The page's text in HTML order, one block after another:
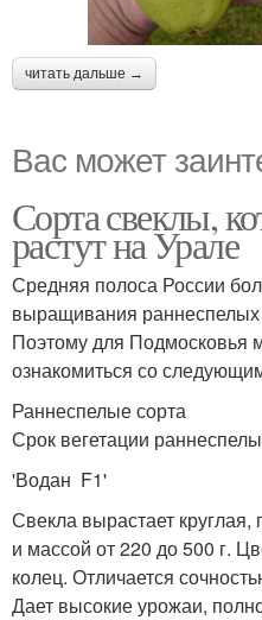
читать дальше →
Вас может
Сорта свеклы,
растут на Урале
Средняя полоса России
выращивания раннеспелых
Поэтому для Подмосковья
ознакомиться со
Раннеспелые сорта
Срок вегетации
'Водан F1'
Свекла вырастает круглая,
и массой от 220 до 500 г.
колец. Отличается
Дает высокие урожаи,